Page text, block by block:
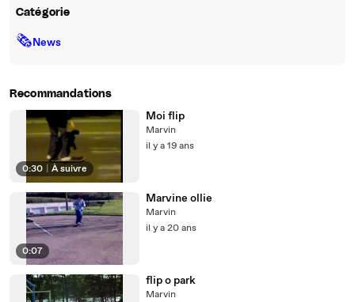
Catégorie
🗞News
Recommandations
0:30 À suivre
Moi flip
Marvin
il y a 19 ans
0:07
Marvine ollie
Marvin
il y a 20 ans
flip o park
Marvin